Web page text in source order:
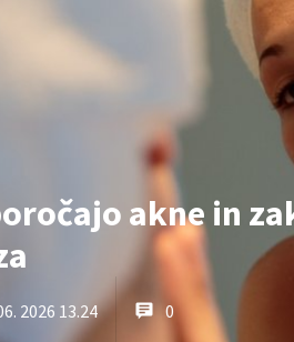
akne in
2026 13.24 0